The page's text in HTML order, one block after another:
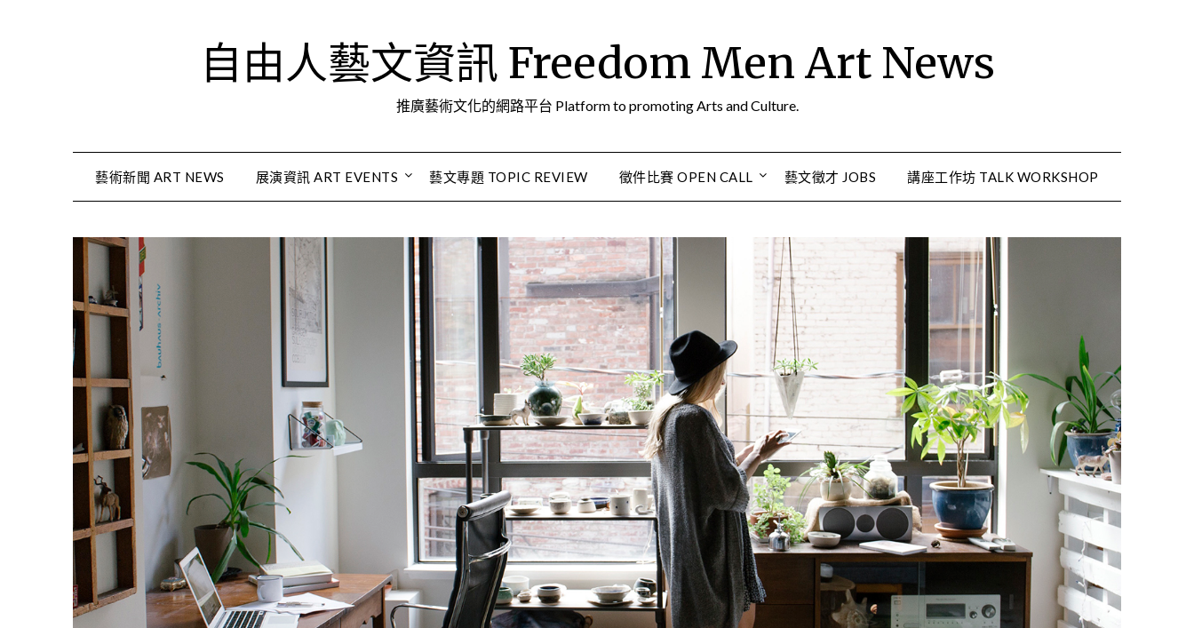
自由人藝文資訊 Freedom Men Art News
推廣藝術文化的網路平台 Platform to promoting Arts and Culture.
藝術新聞 ART NEWS 展演資訊 ART EVENTS 藝文專題 TOPIC REVIEW 徵件比賽 OPEN CALL 藝文徵才 JOBS 講座工作坊 TALK WORKSHOP